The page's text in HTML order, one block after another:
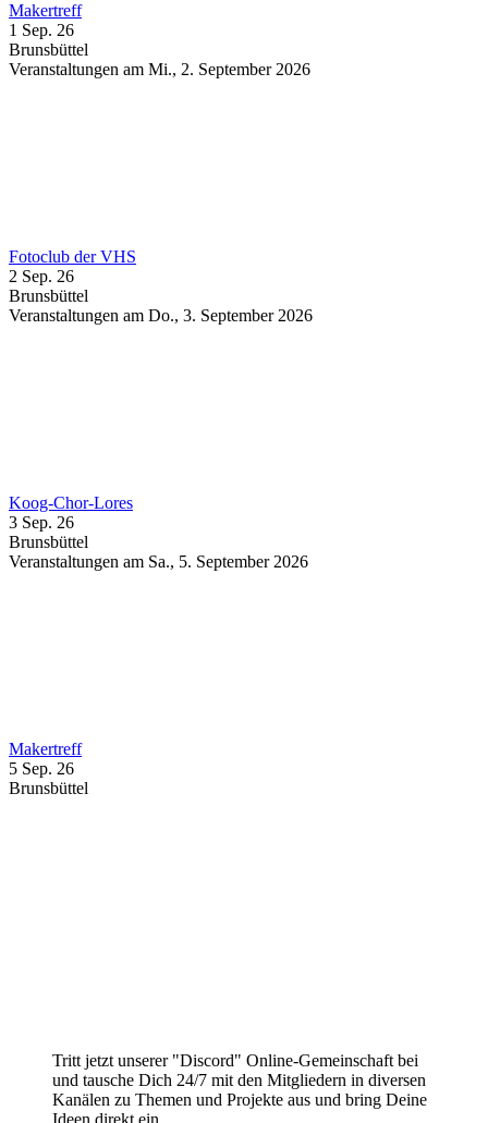
Makertreff
1 Sep. 26
Brunsbüttel
Veranstaltungen am Mi., 2. September 2026
Fotoclub der VHS
2 Sep. 26
Brunsbüttel
Veranstaltungen am Do., 3. September 2026
Koog-Chor-Lores
3 Sep. 26
Brunsbüttel
Veranstaltungen am Sa., 5. September 2026
Makertreff
5 Sep. 26
Brunsbüttel
Tritt jetzt unserer "Discord" Online-Gemeinschaft bei
und tausche Dich 24/7 mit den Mitgliedern in diversen
Kanälen zu Themen und Projekte aus und bring Deine
Ideen direkt ein.